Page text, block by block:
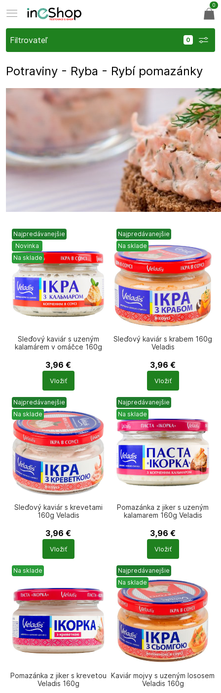
Filtrovateľ
Potraviny - Ryba - Rybí pomazánky
Najpredávanejšie
Novinka
Na sklade
Sleďový kaviár s uzeným
kalamárem v omáčce 160g
3,96 €
Počet
produktů
Vložiť
Najpredávanejšie
Na sklade
Sleďový kaviár s krabem 160g
Veladis
3,96 €
Počet
produktů
Vložiť
Najpredávanejšie
Na sklade
Sleďový kaviár s krevetami
160g Veladis
3,96 €
Počet
produktů
Vložiť
Najpredávanejšie
Na sklade
Pomazánka z jiker s uzeným
kalamarem 160g Veladis
3,96 €
Počet
produktů
Vložiť
Na sklade
Pomazánka z jiker s krevetou
Veladis 160g
Najpredávanejšie
Na sklade
Kaviár mojvy s uzeným lososem
Veladis 160g
0